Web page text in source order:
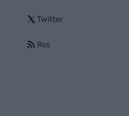
Twitter
Rss